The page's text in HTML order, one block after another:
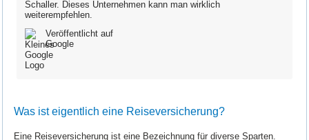
Schaller. Dieses Unternehmen kann man wirklich
weiterempfehlen.
Veröffentlicht auf
Google
Was ist eigentlich eine Reiseversicherung?
Eine Reiseversicherung ist eine Bezeichnung für diverse Sparten.